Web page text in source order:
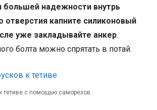
надежности внутрь
отверстия капните силиконовый
уже закладывайте анкер.
болта можно спрятать в потай.
тетиве с помощью саморезов.